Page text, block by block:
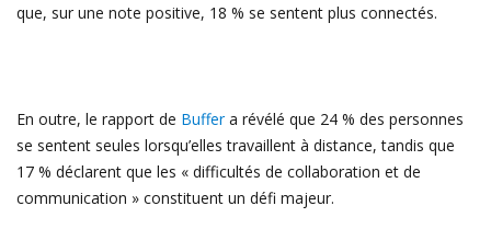
que, sur une note positive, 18 % se sentent plus connectés.
En outre, le rapport de Buffera révélé que 24 % des personnes
se sentent seules lorsqu’elles travaillent à distance, tandis que
17 % déclarent que les « difficultés de collaboration et de
communication » constituent un défi majeur.